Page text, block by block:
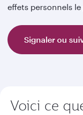
effets personnels
Signaler ou
Voici ce